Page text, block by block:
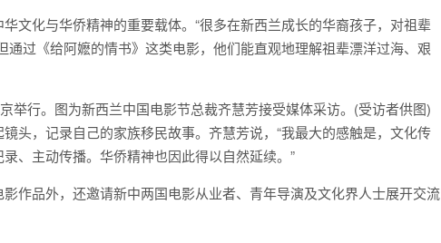
化与华侨精神的重要载体。“很多在新西兰成长的华裔孩子，对祖辈
过《给阿嬷的情书》这类电影，他们能直观地理解祖辈漂洋过海、艰
举行。图为新西兰中国电影节总裁齐慧芳接受媒体采访。(受访者供图)
，记录自己的家族移民故事。齐慧芳说，“我最大的感触是，文化传
、主动传播。华侨精神也因此得以自然延续。”
品外，还邀请新中两国电影从业者、青年导演及文化界人士展开交流